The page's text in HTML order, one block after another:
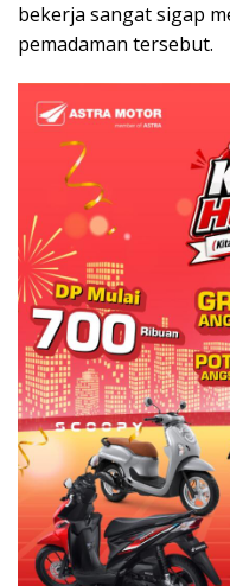
bekerja sangat sigap
pemadaman tersebut.